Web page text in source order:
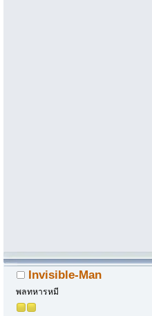
Invisible-Man
พลทหารหมี